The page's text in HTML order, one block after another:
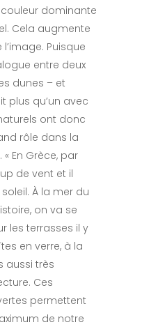
dominante
Cela augmente
Puisque
entre deux
dunes – et
plus qu’un avec
ont donc
rôle dans la
« En Grèce, par
de vent et il
À la mer du
on va se
les terrasses il y
en verre, à la
aussi très
Ces
permettent
de notre